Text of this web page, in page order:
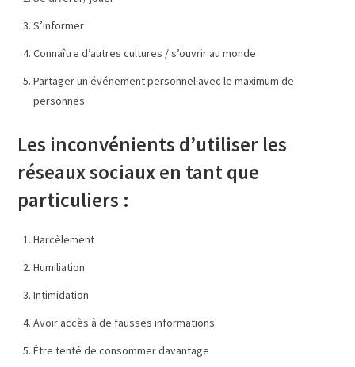
S’informer
Connaître d’autres cultures / s’ouvrir au monde
Partager un événement personnel avec le maximum de
personnes
Les inconvénients d’utiliser les
réseaux sociaux en tant que
particuliers :
Harcèlement
Humiliation
Intimidation
Avoir accès à de fausses informations
Être tenté de consommer davantage